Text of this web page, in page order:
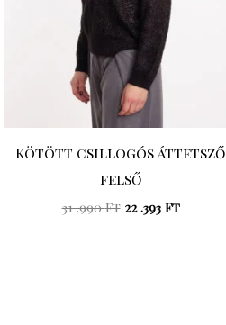
Kötött csillogós áttetsző
felső
31 .990Ft 22 .393 Ft